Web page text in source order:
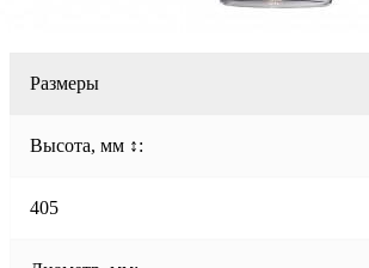
Размеры
Высота, мм ↕:
405